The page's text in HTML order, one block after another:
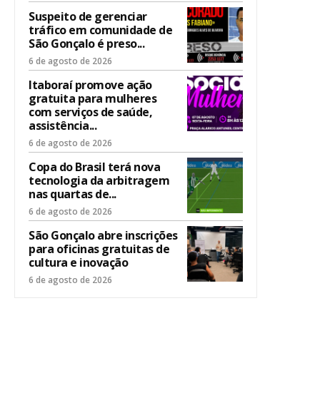
Suspeito de gerenciar
tráfico em comunidade de
São Gonçalo é preso...
6 de agosto de 2026
Itaboraí promove ação
gratuita para mulheres
com serviços de saúde,
assistência...
6 de agosto de 2026
Copa do Brasil terá nova
tecnologia da arbitragem
nas quartas de...
6 de agosto de 2026
São Gonçalo abre inscrições
para oficinas gratuitas de
cultura e inovação
6 de agosto de 2026